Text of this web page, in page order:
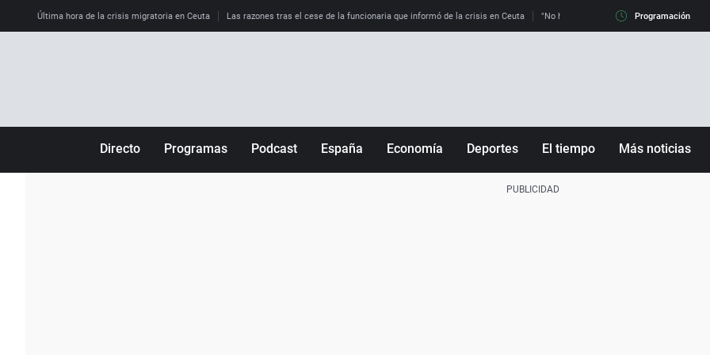
Última hora de la crisis migratoria en Ceuta Las razones tras el cese de la funcionaria que informó de la crisis en Ceuta "No hay mafias, que no nos engañen":
Programación
Directo Programas Podcast España Economía Deportes El tiempo Más noticias